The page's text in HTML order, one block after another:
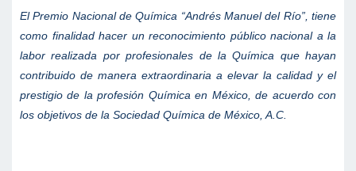
El Premio Nacional de Química “Andrés Manuel del Río”, tiene
como finalidad hacer un reconocimiento público nacional a la
labor realizada por profesionales de la Química que hayan
contribuido de manera extraordinaria a elevar la calidad y el
prestigio de la profesión Química en México, de acuerdo con
los objetivos de la Sociedad Química de México, A.C.